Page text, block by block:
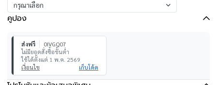
กรุณาเลือก
คูปอง
ส่งฟรี
0IVGQ07
ไม่มียอดสั่งซื้อขั้นต่ำ
ใช้ได้ตั้งแต่ 1 พ.ค. 2569
เงื่อนไข
เก็บโค้ด